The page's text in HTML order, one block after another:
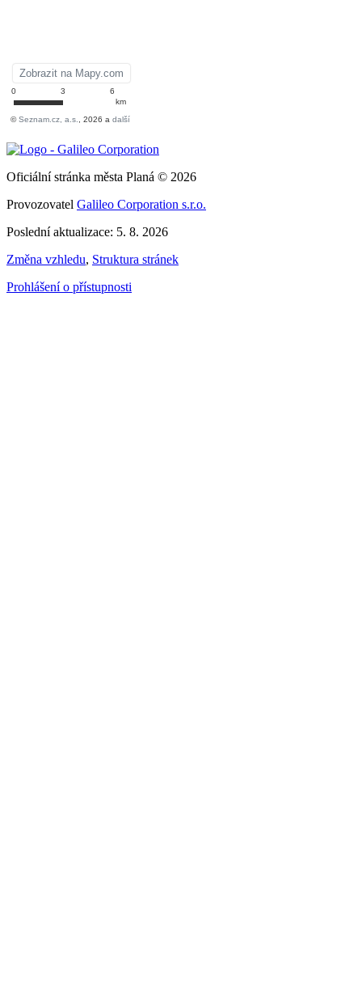
Oficiální stránka města Planá © 2026
Provozovatel Galileo Corporation s.r.o.
Poslední aktualizace: 5. 8. 2026
Změna vzhledu, Struktura stránek
Prohlášení o přístupnosti